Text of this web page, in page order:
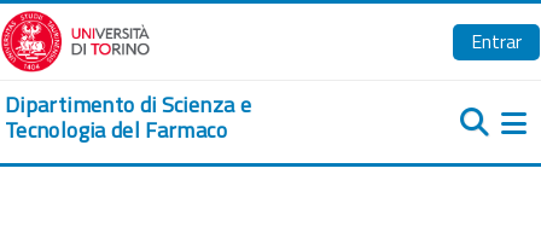
Salta al contenido principal
Entrar
Dipartimento di Scienza e
Tecnologia del Farmaco